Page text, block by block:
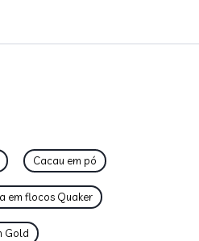
Cacau em pó
em flocos Quaker
Gold